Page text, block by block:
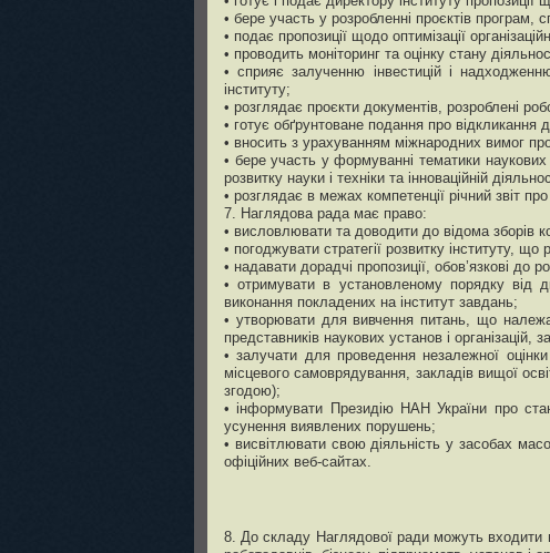
• бере участь у розробленні проєктів програм,
• подає пропозиції щодо оптимізації
• проводить моніторинг та оцінку стану
• сприяє залученню інвестицій і
інституту;
• розглядає проєкти документів, розроблені
• готує обґрунтоване подання про відкликання
• вносить з урахуванням міжнародних вимог
• бере участь у формуванні тематики наукових
розвитку науки і техніки та інноваційній
• розглядає в межах компетенції річний звіт про
7. Наглядова рада має право:
• висловлювати та доводити до відома зборів
• погоджувати стратегії розвитку інституту,
• надавати дорадчі пропозиції, обов’язкові до
• отримувати в установленому порядку від
виконання покладених на інститут завдань;
• утворювати для вивчення питань, що
представників наукових установ і організацій,
• залучати для проведення незалежної оцінки
місцевого самоврядування, закладів вищої
згодою);
• інформувати Президію НАН України про
усунення виявлених порушень;
• висвітлювати свою діяльність у засобах
офіційних веб-сайтах.
8. До складу Наглядової ради можуть входити